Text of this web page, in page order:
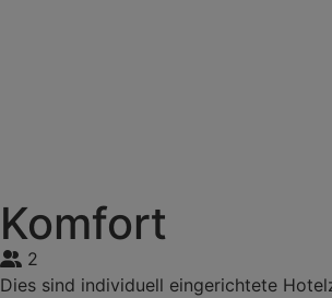
Komfort
2
Dies sind individuell eingerichtete